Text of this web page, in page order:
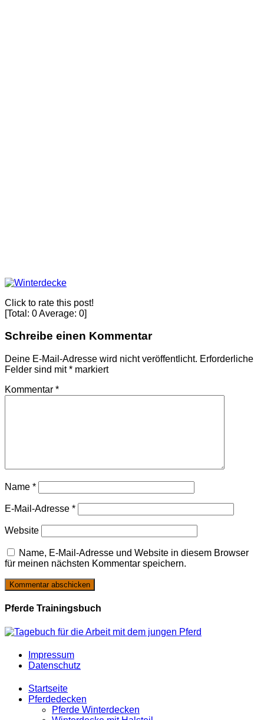
Click to rate this post!
[Total: 0Average: 0]
Schreibe einen Kommentar
Deine E-Mail-Adresse wird nicht veröffentlicht. Erforderliche
Felder sind mit* markiert
Kommentar *
Name *
E-Mail-Adresse *
Website
Name, E-Mail-Adresse und Website in diesem Browser
für meinen nächsten Kommentar speichern.
Pferde Trainingsbuch
Impressum
Datenschutz
Startseite
Pferdedecken
Pferde Winterdecken